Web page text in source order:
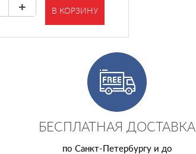
+ В КОРЗИНУ
БЕСПЛАТНАЯ ДОСТАВКА
по Санкт-Петербургу и до